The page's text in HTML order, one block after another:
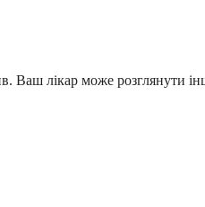
лікар може розглянути